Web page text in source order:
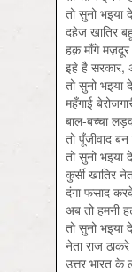
तो सुनो
दहेज खातिर
हक़ माँगे
इहे है सरकार,
तो सुनो
महँगाई
बाल-बच्चा
तो पूँजीवाद
तो सुनो
कुर्सी खातिर
दंगा फसाद
अब तो हमनी
तो सुनो
नेता राज
उत्तर भारत के